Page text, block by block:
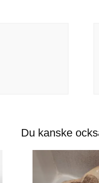
Du kanske